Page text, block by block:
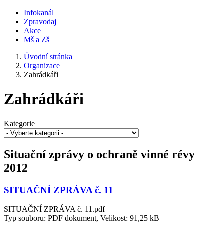
Infokanál
Zpravodaj
Akce
Mš a Zš
Úvodní stránka
Organizace
Zahrádkáři
Zahrádkáři
Kategorie
Situační zprávy o ochraně vinné révy
2012
SITUAČNÍ ZPRÁVA č. 11
SITUAČNÍ ZPRÁVA č. 11.pdf
Typ souboru: PDF dokument, Velikost: 91,25 kB